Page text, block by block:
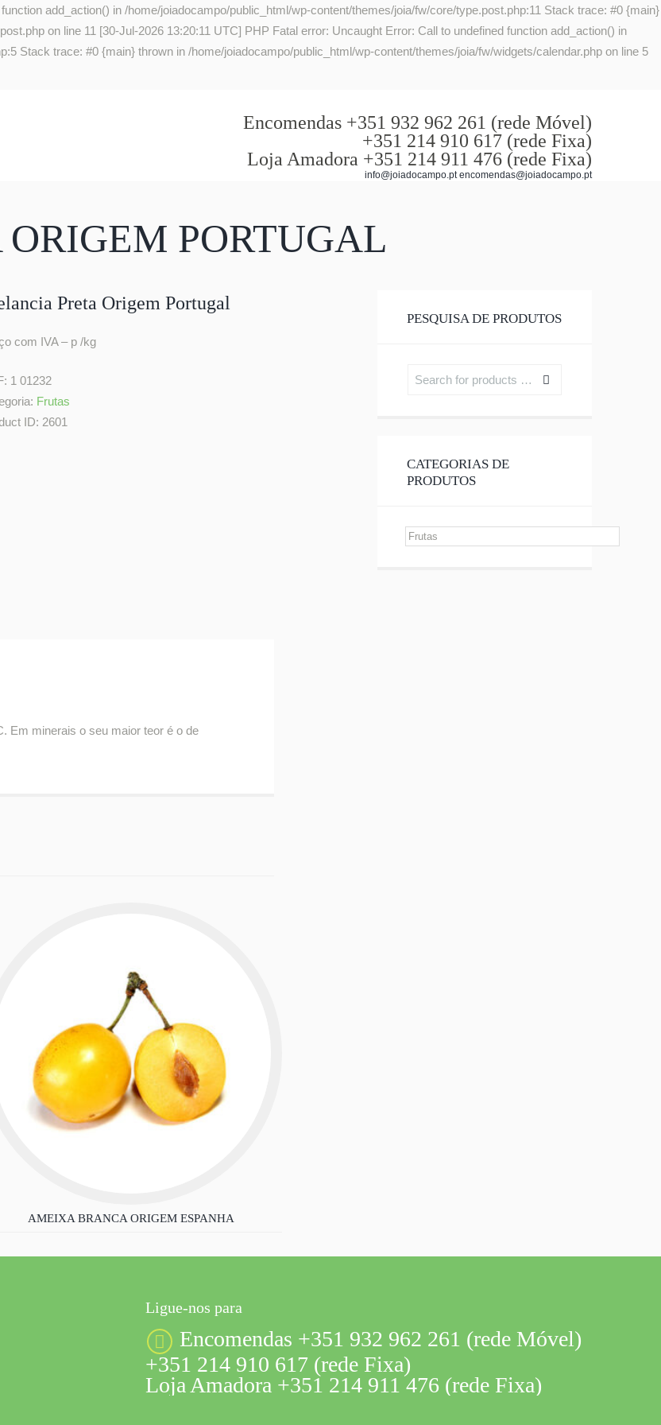
add_action() in /home/joiadocampo/public_html/wp-content/themes/joia/fw/core/type.post.php:11 Stack trace: #0 {main}
on line 11 [30-Jul-2026 13:20:11 UTC] PHP Fatal error: Uncaught Error: Call to undefined function add_action() in
Stack trace: #0 {main} thrown in /home/joiadocampo/public_html/wp-content/themes/joia/fw/widgets/calendar.php on line 5
Encomendas +351 932 962 261 (rede Móvel)
+351 214 910 617 (rede Fixa)
Loja Amadora +351 214 911 476 (rede Fixa)
info@joiadocampo.pt encomendas@joiadocampo.pt
PORTUGAL
Preta Origem Portugal
com IVA – p /kg
1 01232
Frutas
ID: 2601
Em minerais o seu maior teor é o de
AMEIXA BRANCA ORIGEM ESPANHA
PESQUISA DE PRODUTOS
CATEGORIAS DE
PRODUTOS
Ligue-nos para
Encomendas +351 932 962 261 (rede Móvel)
+351 214 910 617 (rede Fixa)
Loja Amadora +351 214 911 476 (rede Fixa)